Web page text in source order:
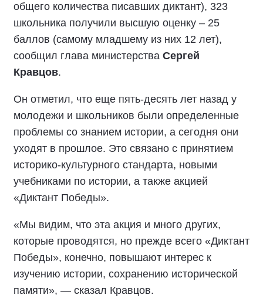
общего количества писавших диктант), 323
школьника получили высшую оценку – 25
баллов (самому младшему из них 12 лет),
сообщил глава министерства Сергей
Кравцов.
Он отметил, что еще пять-десять лет назад у
молодежи и школьников были определенные
проблемы со знанием истории, а сегодня они
уходят в прошлое. Это связано с принятием
историко-культурного стандарта, новыми
учебниками по истории, а также акцией
«Диктант Победы».
«Мы видим, что эта акция и много других,
которые проводятся, но прежде всего «Диктант
Победы», конечно, повышают интерес к
изучению истории, сохранению исторической
памяти», — сказал Кравцов.